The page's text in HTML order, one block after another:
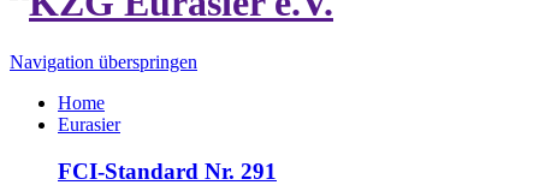
Navigation überspringen
Home
Eurasier
FCI-Standard Nr. 291